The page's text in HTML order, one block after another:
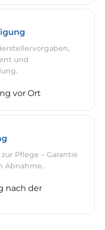
und
Pflege – Garantie
Abnahme.